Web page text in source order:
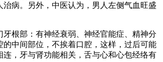
病。另外，中医认为，男人左侧气血旺盛
根部：有神经衰弱、神经官能症、精神分
中间部位，不挨着口腔，这样，过后可能
，牙与肾功能相关，舌与心和心包经络有